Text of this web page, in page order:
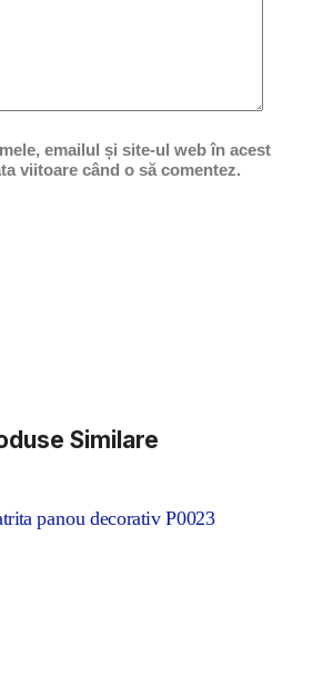
emailul și site-ul web în acest
viitoare când o să comentez.
Similare